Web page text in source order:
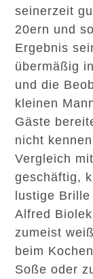
seinerzeit
20ern und
Ergebnis
übermäßig
und die
kleinen
Gäste
nicht
Vergleich
geschäftig,
lustige
Alfred
zumeist
beim
Soße oder